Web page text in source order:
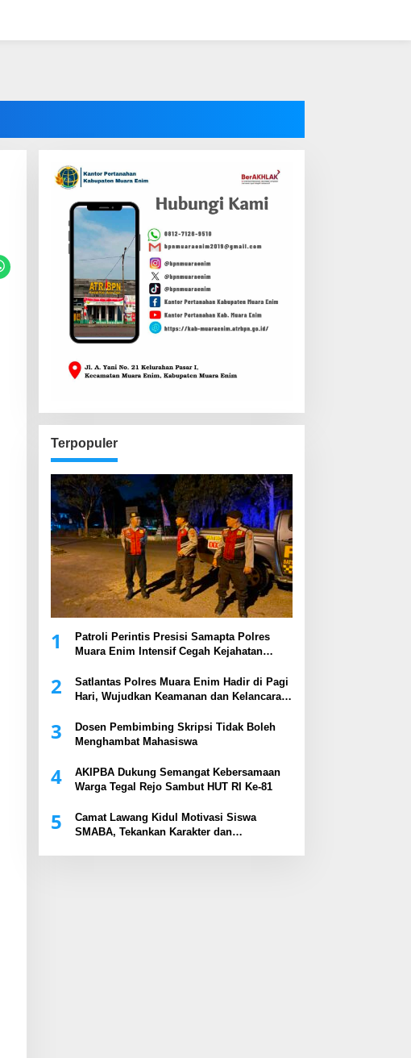
Terpopuler
1
Patroli Perintis Presisi Samapta Polres
Muara Enim Intensif Cegah Kejahatan
2
Satlantas Polres Muara Enim Hadir di Pagi
Hari, Wujudkan Keamanan dan Kelancaran
3
Dosen Pembimbing Skripsi Tidak Boleh
Menghambat Mahasiswa
4
AKIPBA Dukung Semangat Kebersamaan
Warga Tegal Rejo Sambut HUT RI Ke-81
5
Camat Lawang Kidul Motivasi Siswa
SMABA, Tekankan Karakter dan